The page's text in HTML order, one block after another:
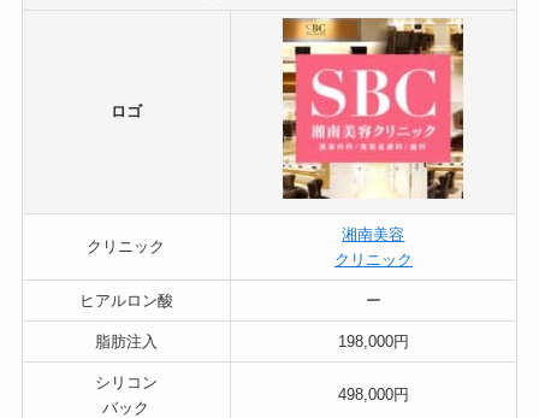
ロゴ
クリニック
湘南美容
クリニック
ヒアルロン酸 ー
脂肪注入 198,000円
シリコン
バック
498,000円